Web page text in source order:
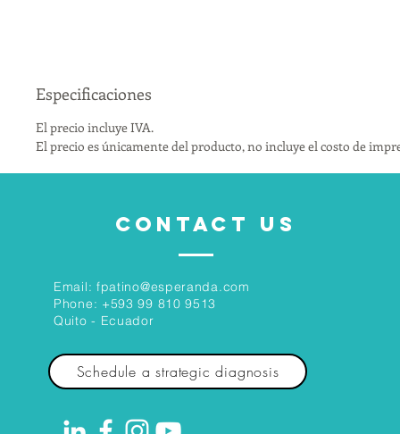
Especificaciones
El precio incluye IVA.
El precio es únicamente del producto, no incluye el costo de
CONTACT US
Email: fpatino@esperanda.com
Phone: +593 99 810 9513
Quito - Ecuador
Schedule a strategic diagnosis